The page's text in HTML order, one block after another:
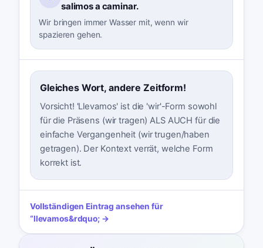
salimos a caminar.
Wir bringen immer Wasser mit, wenn wir
spazieren gehen.
Gleiches Wort, andere Zeitform!
Vorsicht! 'Llevamos' ist die 'wir'-Form sowohl
für die Präsens (wir tragen) ALS AUCH für die
einfache Vergangenheit (wir trugen/haben
getragen). Der Kontext verrät, welche Form
korrekt ist.
Vollständigen Eintrag ansehen für
“llevamos&rdquo; →